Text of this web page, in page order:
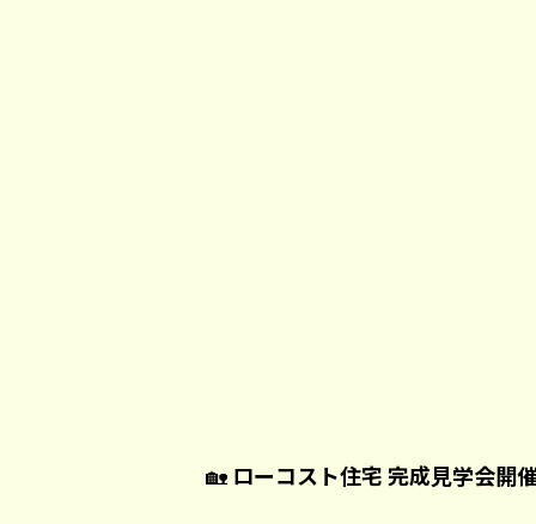
🏡 ローコスト住宅 完成見学会開